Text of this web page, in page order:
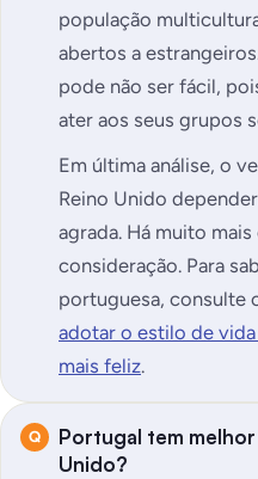
população
abertos a
pode não ser fácil,
ater aos seus grupos
Em última análise, o
Reino Unido
agrada. Há muito
consideração. Para
portuguesa, consulte
adotar o estilo de
mais feliz.
Portugal tem
Unido?